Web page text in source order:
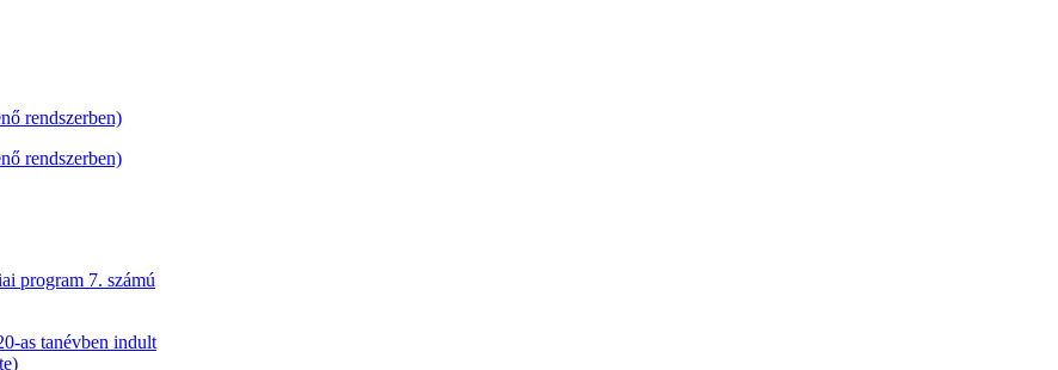
rendszerben)
rendszerben)
program 7. számú
as tanévben indult